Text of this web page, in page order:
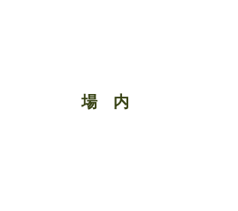
​ 場 内